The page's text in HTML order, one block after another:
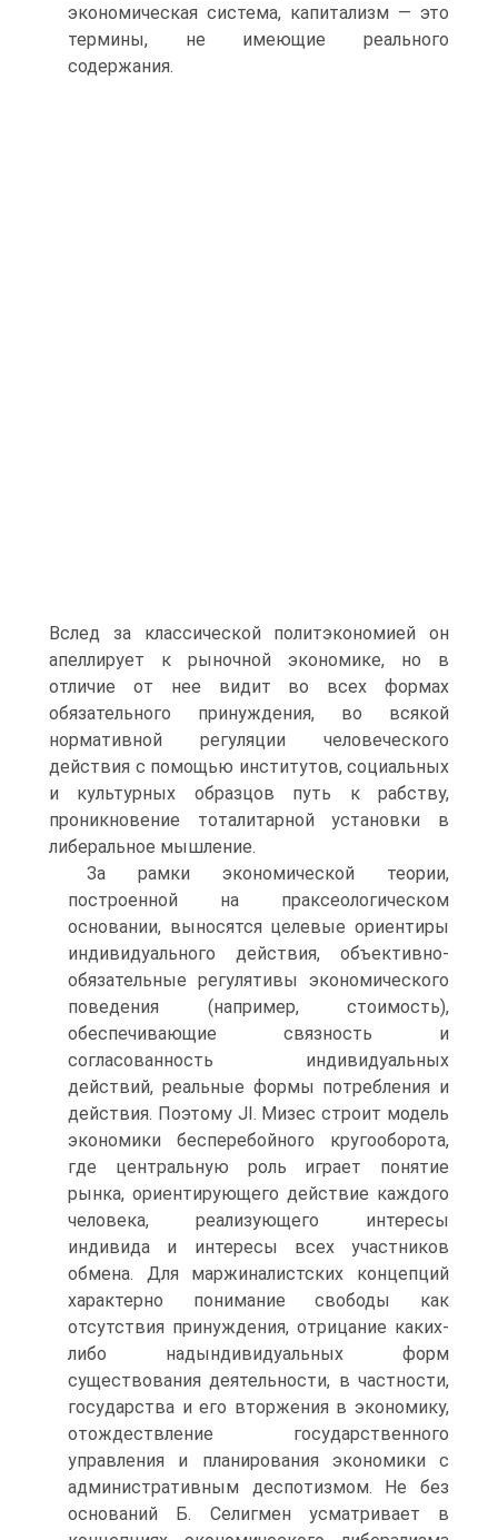
экономическая система, капитализм — это
термины, не имеющие реального
содержания.
Вслед за классической политэкономией он
апеллирует к рыночной экономике, но в
отличие от нее видит во всех формах
обязательного принуждения, во всякой
нормативной регуляции человеческого
действия с помощью институтов, социальных
и культурных образцов путь к рабству,
проникновение тоталитарной установки в
либеральное мышление.
За рамки экономической теории,
построенной на праксеологическом
основании, выносятся целевые ориентиры
индивидуального действия, объективно-
обязательные регулятивы экономического
поведения (например, стоимость),
обеспечивающие связность и
согласованность индивидуальных
действий, реальные формы потребления и
действия. Поэтому JI. Мизес строит модель
экономики бесперебойного кругооборота,
где центральную роль играет понятие
рынка, ориентирующего действие каждого
человека, реализующего интересы
индивида и интересы всех участников
обмена. Для маржиналистских концепций
характерно понимание свободы как
отсутствия принуждения, отрицание каких-
либо надындивидуальных форм
существования деятельности, в частности,
государства и его вторжения в экономику,
отождествление государственного
управления и планирования экономики с
административным деспотизмом. Не без
оснований Б. Селигмен усматривает в